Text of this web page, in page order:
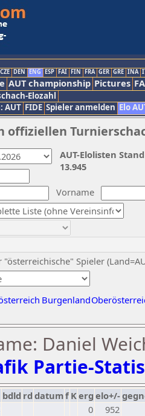
CZE DEN ENG ESP FAI FIN FRA GER GRE INA
AUT championship Pictures
Elozahl
AUT FIDE Spieler anmelden Elo
Vorname
"österreichische" Spieler
Burgenland
AUT-Elolisten
13.945
Daniel
Partie-
bdld rd datumf Kerg elo+/-
0
952